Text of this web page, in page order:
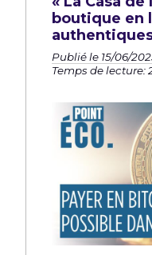
boutique en
Publié le 15/06/
Temps de lecture: